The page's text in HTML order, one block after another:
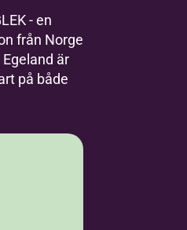
- en
från Norge
är
på både